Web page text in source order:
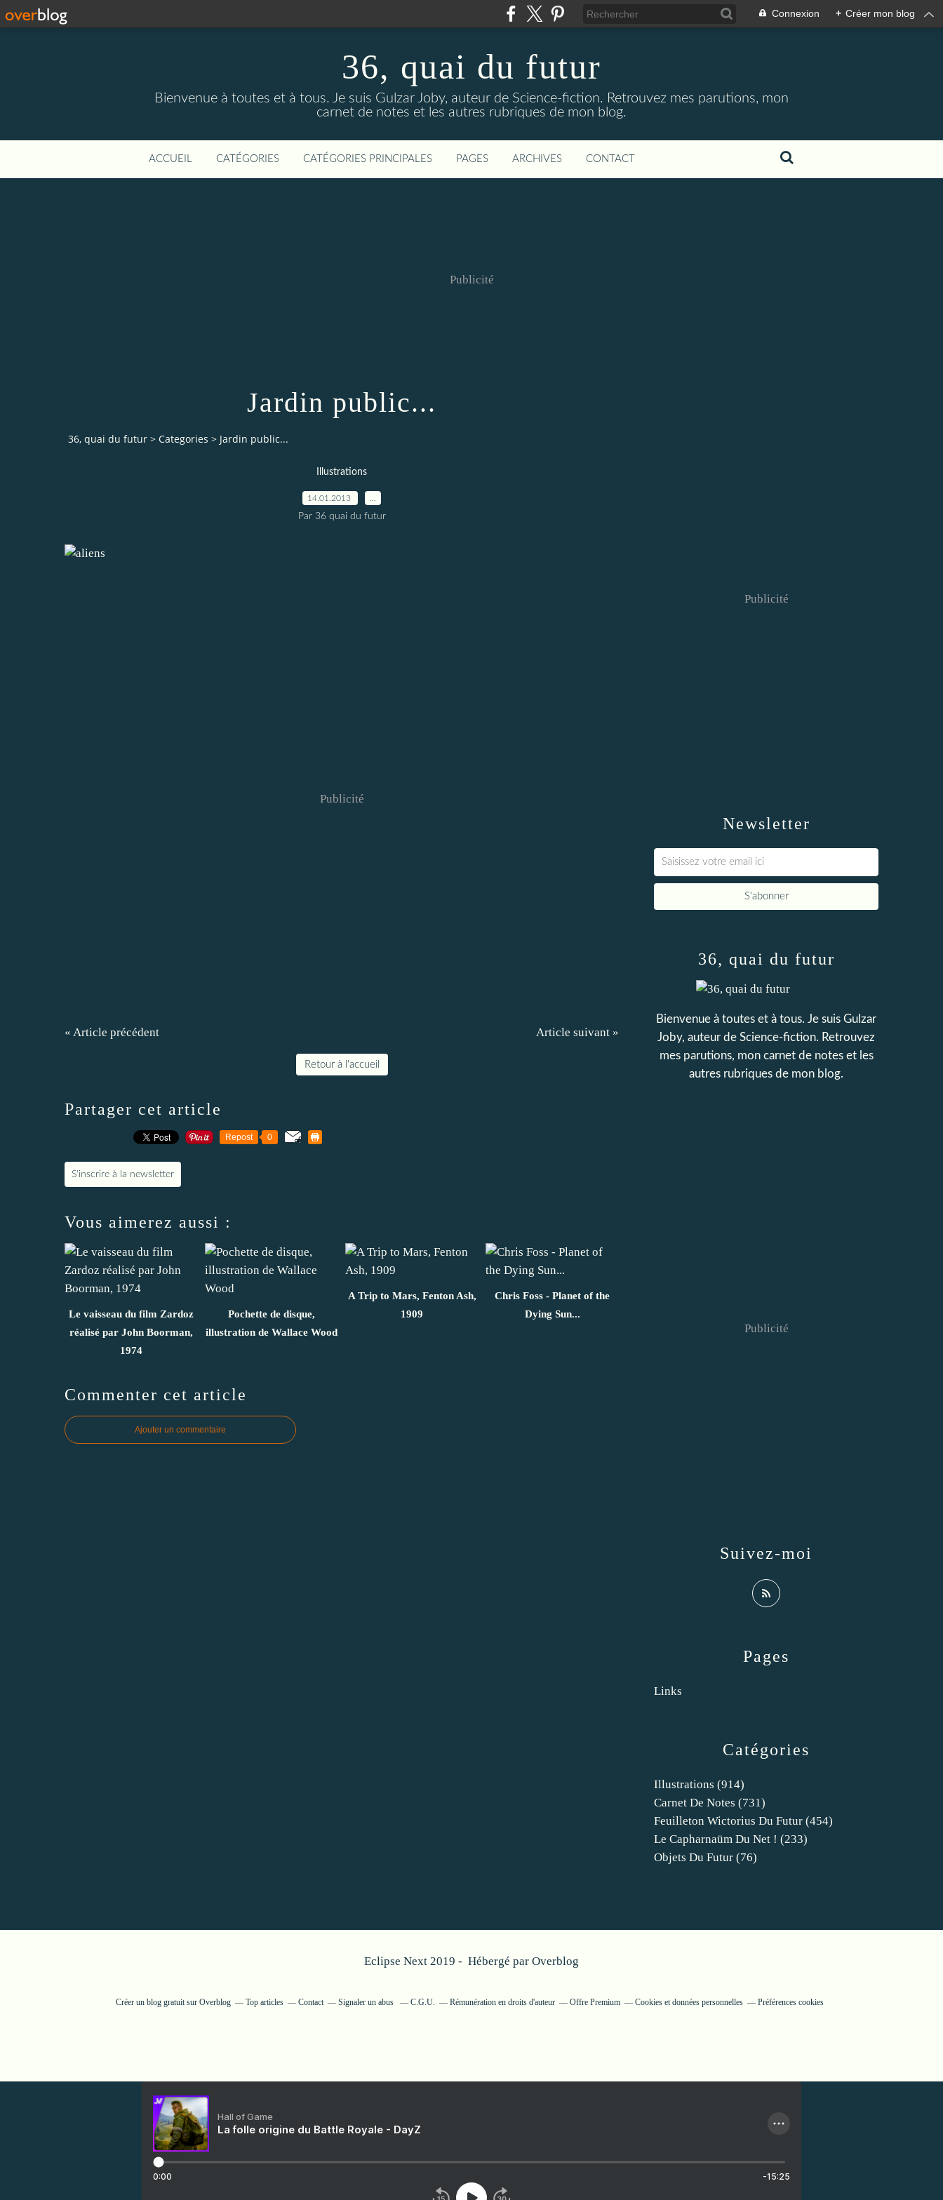
Connexion + Créer mon blog
36, quai du futur
Bienvenue à toutes et à tous. Je suis Gulzar Joby, auteur de Science-fiction. Retrouvez mes parutions, mon
carnet de notes et les autres rubriques de mon blog.
ACCUEIL CATÉGORIES CATÉGORIES PRINCIPALES PAGES ARCHIVES CONTACT
Publicité
Jardin public...
36, quai du futur > Categories > Jardin public...
Illustrations
14.01.2013
Par 36 quai du futur
Publicité
« Article précédent Article suivant »
Retour à l'accueil
Partager cet article
Repost 0
S'inscrire à la newsletter
Vous aimerez aussi :
Le vaisseau du film Zardoz
réalisé par John Boorman,
1974
Pochette de disque,
illustration de Wallace Wood
A Trip to Mars, Fenton Ash,
1909
Chris Foss - Planet of the
Dying Sun...
Commenter cet article
Ajouter un commentaire
Newsletter
Publicité
Catégories
Illustrations (914)
Carnet De Notes (731)
Feuilleton Wictorius Du Futur (454)
Le Capharnaüm Du Net ! (233)
Objets Du Futur (76)
Pages
Links
36, quai du futur
Bienvenue à toutes et à tous. Je suis Gulzar
Joby, auteur de Science-fiction. Retrouvez
mes parutions, mon carnet de notes et les
autres rubriques de mon blog.
Suivez-moi
Publicité
Eclipse Next 2019 - Hébergé par Overblog
Créer un blog gratuit sur Overblog Top articles Contact Signaler un abus C.G.U. Rémunération en droits d'auteur Offre Premium Cookies et données personnelles Préférences cookies
Hall of Game
La folle origine du Battle Royale - DayZ
0:00 -15:25